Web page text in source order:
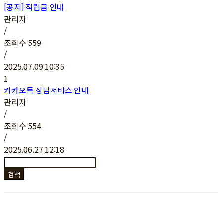
[공지] 적립금 안내
관리자
/
조회수 559
/
2025.07.09 10:35
1
카카오톡 상담서비스 안내
관리자
/
조회수 554
/
2025.06.27 12:18
검색